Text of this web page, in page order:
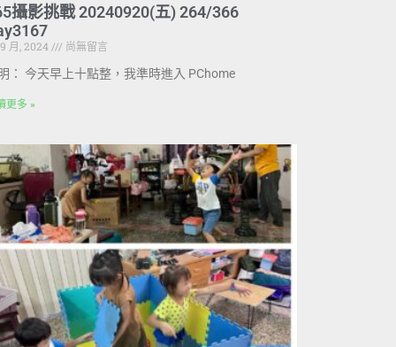
攝影挑戰 20240920(五) 264/366
月, 2024
尚無留言
： 今天早上十點整，我準時進入 PChome
更多 »